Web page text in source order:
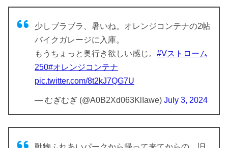
少しブラブラ、暑いね。オレンジコンテナの2帖
バイクガレージに入庫。
もうちょっと奥行き欲しい感じ。 #Vストローム
250#オレンジコンテナ
pic.twitter.com/8t2kJ7QG7U
— むぎむぎ (@A0B2Xd063KlIawe) July 3, 2024